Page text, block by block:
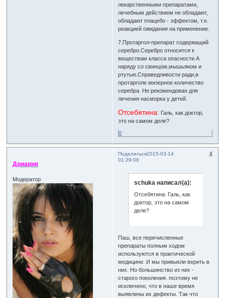
лекарственными препаратами,
лечебным действием не обладают,
обладают плацебо - эффектом, т.е.
реакцией ожидания на применение.
7.Протаргол-препарат содержащий
серебро.Серебро относится к
веществам класса опасности А
наряду со свинцом,мышьяком и
ртутью.Справедливости ради,в
протарголе мизерное количество
серебра. Не рекомендован для
лечения насморка у детей.
Отсебятина: Галь, как доктор,
это на самом деле?
0
Поделиться 4
2015-03-14
01:29:08
Дриария
Модератор schuka написал(а):
Отсебятина: Галь, как
доктор, это на самом
деле?
Паш, все перечисленные
препараты полным ходом
используются в практической
медицине. И мы привыкли верить в
них. Но большинство из них -
старого поколения. поэтому не
исключено, что в наше время
выявлены их дефекты. Так что